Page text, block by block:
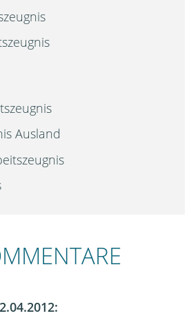
Ausland